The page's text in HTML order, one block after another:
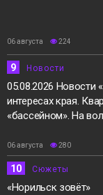
06 августа 224
9 Новости
05.08.2026 Новости
интересах края.
«бассейном». На
06 августа 280
10 Сюжеты
«Норильск зовёт»